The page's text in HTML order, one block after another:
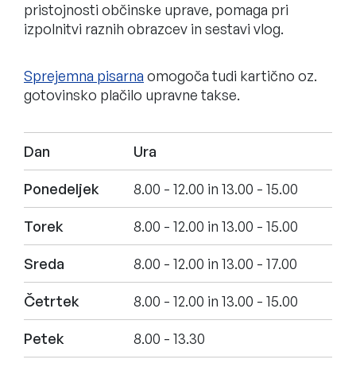
pristojnosti občinske uprave, pomaga pri
izpolnitvi raznih obrazcev in sestavi vlog.
Sprejemna pisarna omogoča tudi kartično oz.
gotovinsko plačilo upravne takse.
Dan Ura
Ponedeljek 8.00 - 12.00 in 13.00 - 15.00
Torek 8.00 - 12.00 in 13.00 - 15.00
Sreda 8.00 - 12.00 in 13.00 - 17.00
Četrtek 8.00 - 12.00 in 13.00 - 15.00
Petek 8.00 - 13.30